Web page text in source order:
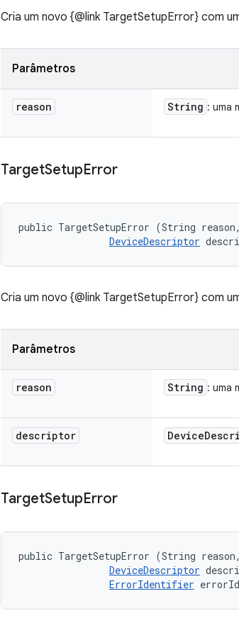
Cria um novo {@link TargetSetupError} com
Parâmetros
reason String : uma
TargetSetupError
public TargetSetupError (String
DeviceDescriptor
Cria um novo {@link TargetSetupError} com
Parâmetros
reason String : uma
descriptor Device
TargetSetupError
public TargetSetupError (String
DeviceDescriptor
ErrorIdentifier